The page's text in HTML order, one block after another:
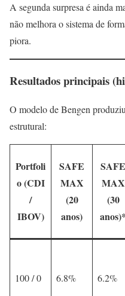
A segunda surpresa é ainda
não melhora o sistema de
piora.
Resultados principais
O modelo de Bengen
estrutural:
Portfoli
o (CDI
/
IBOV)
SAFE
MAX
(20
anos)
SAFE
MAX
(30
anos)*
100 / 0 6.8% 6.2%